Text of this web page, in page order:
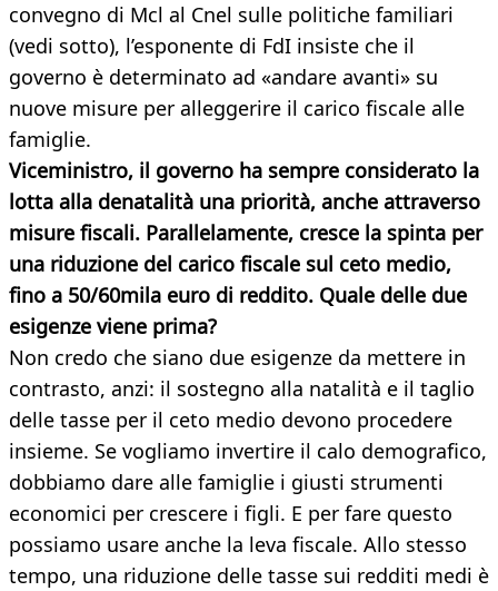
convegno di Mcl al Cnel sulle politiche familiari
(vedi sotto), l’esponente di FdI insiste che il
governo è determinato ad «andare avanti» su
nuove misure per alleggerire il carico fiscale alle
famiglie.
Viceministro, il governo ha sempre considerato la
lotta alla denatalità una priorità, anche attraverso
misure fiscali. Parallelamente, cresce la spinta per
una riduzione del carico fiscale sul ceto medio,
fino a 50/60mila euro di reddito. Quale delle due
esigenze viene prima?
Non credo che siano due esigenze da mettere in
contrasto, anzi: il sostegno alla natalità e il taglio
delle tasse per il ceto medio devono procedere
insieme. Se vogliamo invertire il calo demografico,
dobbiamo dare alle famiglie i giusti strumenti
economici per crescere i figli. E per fare questo
possiamo usare anche la leva fiscale. Allo stesso
tempo, una riduzione delle tasse sui redditi medi è